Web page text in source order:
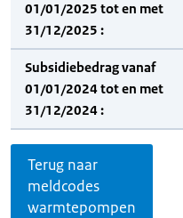
01/01/2025 tot en met
31/12/2025 :
Subsidiebedrag vanaf
01/01/2024 tot en met
31/12/2024 :
Terug naar
meldcodes
warmtepompen